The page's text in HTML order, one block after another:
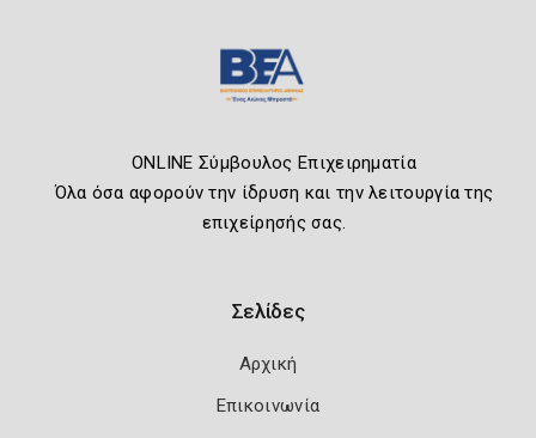
ONLINE Σύμβουλος Επιχειρηματία
Όλα όσα αφορούν την ίδρυση και την λειτουργία της
επιχείρησής σας.
Σελίδες
Αρχική
Επικοινωνία